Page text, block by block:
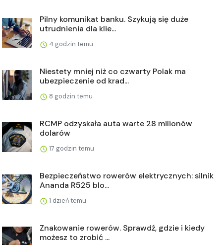
Pilny komunikat banku. Szykują się duże
utrudnienia dla klie...
4 godzin temu
Niestety mniej niż co czwarty Polak ma
ubezpieczenie od krad...
8 godzin temu
RCMP odzyskała auta warte 28 milionów
dolarów
17 godzin temu
Bezpieczeństwo rowerów elektrycznych: silnik
Ananda R525 blo...
1 dzień temu
Znakowanie rowerów. Sprawdź, gdzie i kiedy
możesz to zrobić ...